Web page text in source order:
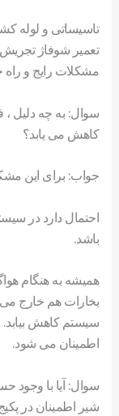
تاسیساتی و لوله
تعمیر شوفاژ تجریش
مشکلات رایج و راه
سوال: به چه دلیل ،
کاهش می یابد؟
جواب: برای این
احتمال دارد در
باشد.
همیشه به هنگام
بخارات هم خارج
سیستم کاهش بیابد.
اطمینان می شود.
سوال: آیا با وجود
شیر اطمینان در